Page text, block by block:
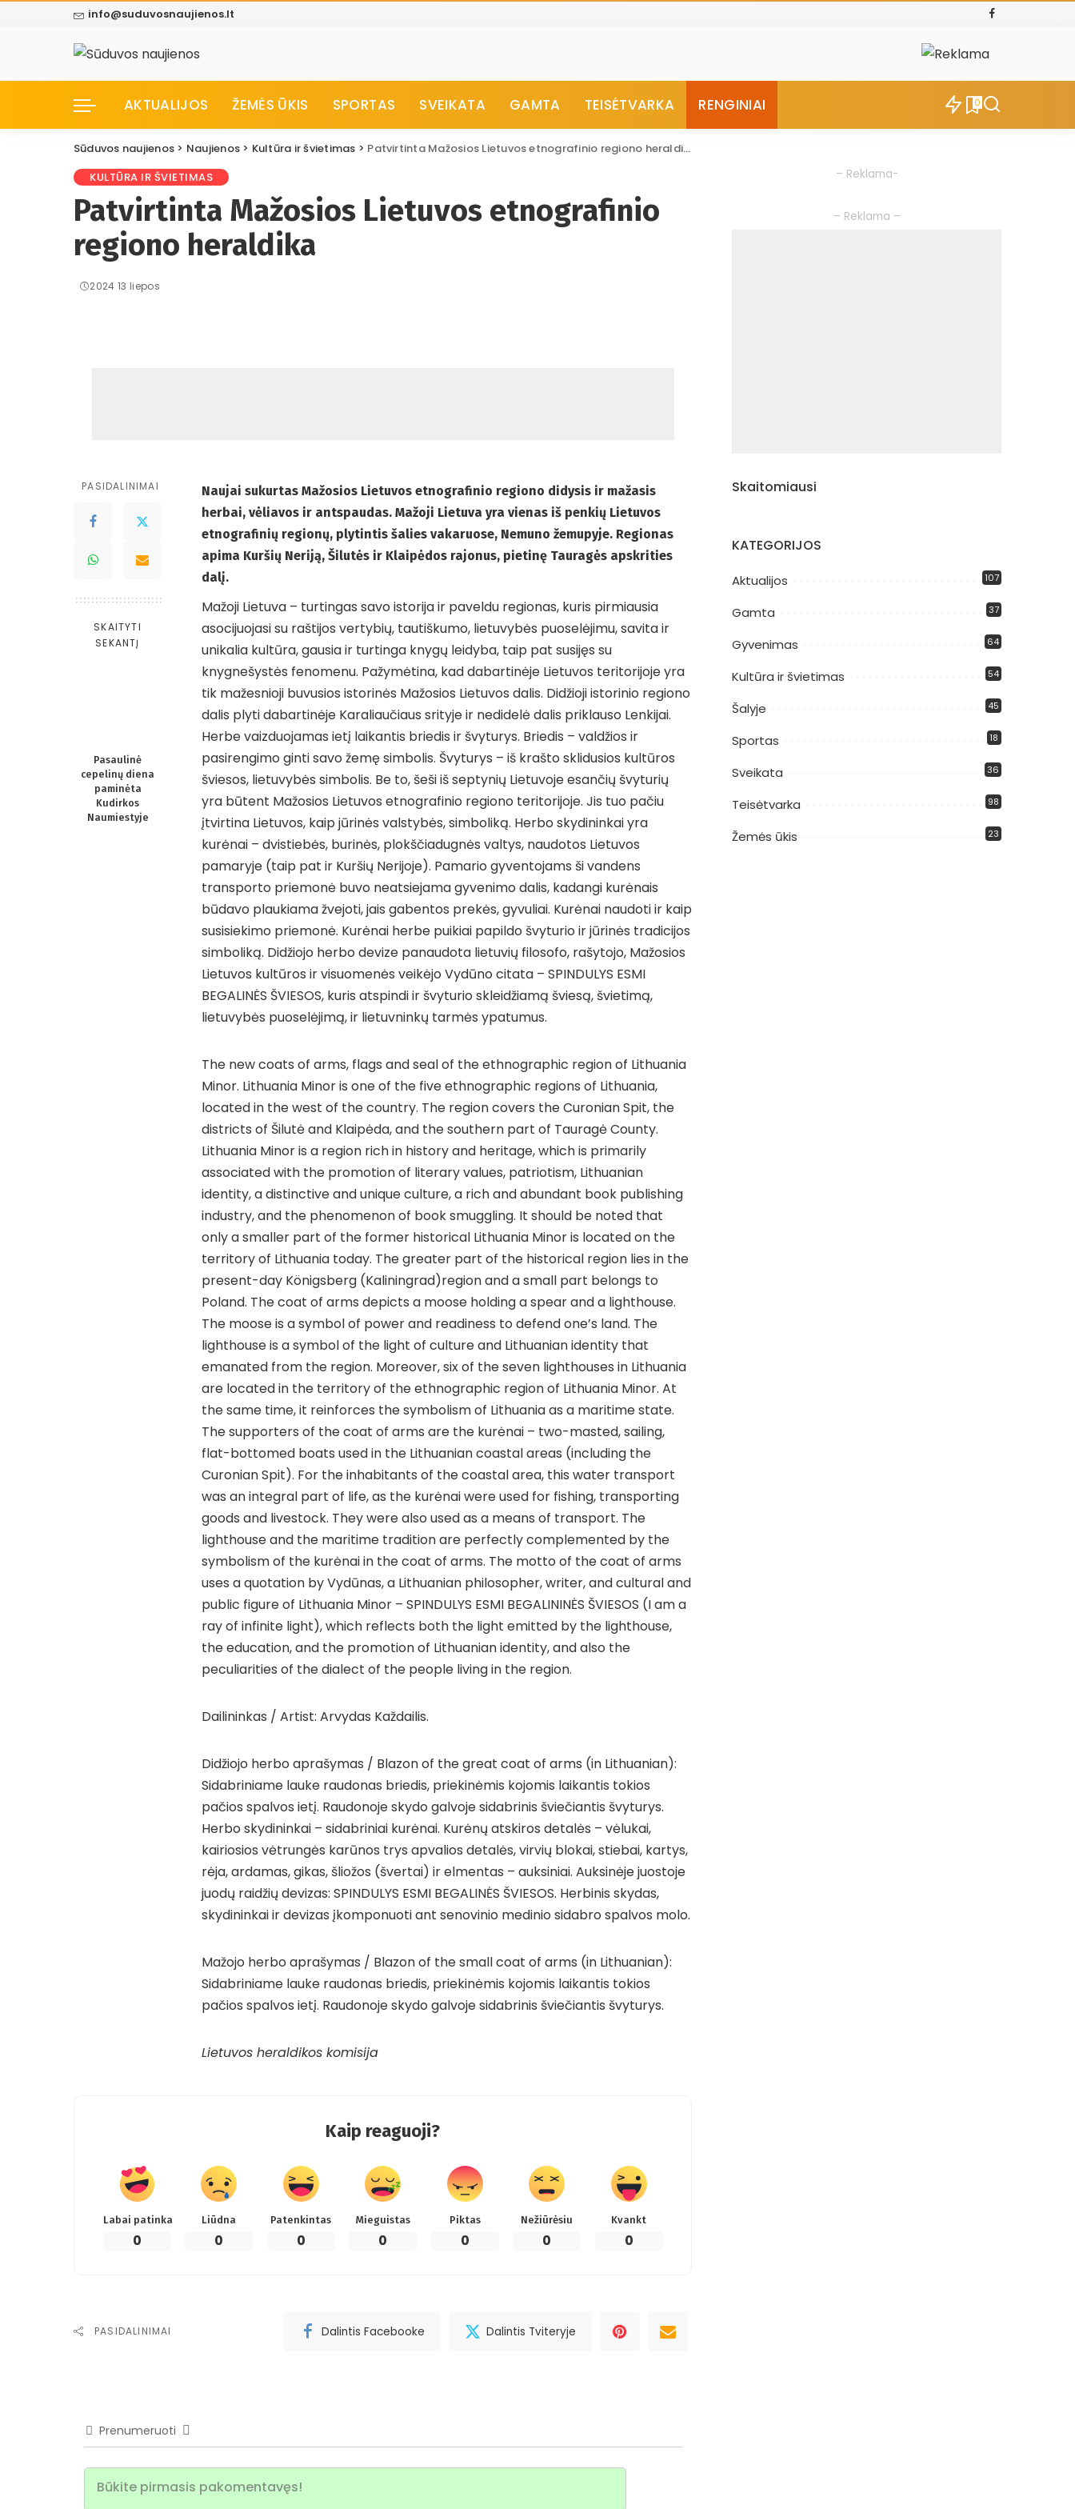
info@suduvosnaujienos.lt
AKTUALIJOS ŽEMĖS ŪKIS SPORTAS SVEIKATA GAMTA TEISĖTVARKA RENGINIAI 0
Sūduvos naujienos > Naujienos > Kultūra ir švietimas > Patvirtinta Mažosios Lietuvos etnografinio regiono heraldika
KULTŪRA IR ŠVIETIMAS
Patvirtinta Mažosios Lietuvos etnografinio
regiono heraldika
2024 13 liepos
PASIDALINIMAI
SKAITYTI
SEKANTĮ
Pasaulinė
cepelinų diena
paminėta
Kudirkos
Naumiestyje
Naujai sukurtas Mažosios Lietuvos etnografinio regiono didysis ir mažasis
herbai, vėliavos ir antspaudas. Mažoji Lietuva yra vienas iš penkių Lietuvos
etnografinių regionų, plytintis šalies vakaruose, Nemuno žemupyje. Regionas
apima Kuršių Neriją, Šilutės ir Klaipėdos rajonus, pietinę Tauragės apskrities
dalį.
Mažoji Lietuva – turtingas savo istorija ir paveldu regionas, kuris pirmiausia
asocijuojasi su raštijos vertybių, tautiškumo, lietuvybės puoselėjimu, savita ir
unikalia kultūra, gausia ir turtinga knygų leidyba, taip pat susijęs su
knygnešystės fenomenu. Pažymėtina, kad dabartinėje Lietuvos teritorijoje yra
tik mažesnioji buvusios istorinės Mažosios Lietuvos dalis. Didžioji istorinio regiono
dalis plyti dabartinėje Karaliaučiaus srityje ir nedidelė dalis priklauso Lenkijai.
Herbe vaizduojamas ietį laikantis briedis ir švyturys. Briedis – valdžios ir
pasirengimo ginti savo žemę simbolis. Švyturys – iš krašto sklidusios kultūros
šviesos, lietuvybės simbolis. Be to, šeši iš septynių Lietuvoje esančių švyturių
yra būtent Mažosios Lietuvos etnografinio regiono teritorijoje. Jis tuo pačiu
įtvirtina Lietuvos, kaip jūrinės valstybės, simboliką. Herbo skydininkai yra
kurėnai – dvistiebės, burinės, plokščiadugnės valtys, naudotos Lietuvos
pamaryje (taip pat ir Kuršių Nerijoje). Pamario gyventojams ši vandens
transporto priemonė buvo neatsiejama gyvenimo dalis, kadangi kurėnais
būdavo plaukiama žvejoti, jais gabentos prekės, gyvuliai. Kurėnai naudoti ir kaip
susisiekimo priemonė. Kurėnai herbe puikiai papildo švyturio ir jūrinės tradicijos
simboliką. Didžiojo herbo devize panaudota lietuvių filosofo, rašytojo, Mažosios
Lietuvos kultūros ir visuomenės veikėjo Vydūno citata – SPINDULYS ESMI
BEGALINĖS ŠVIESOS, kuris atspindi ir švyturio skleidžiamą šviesą, švietimą,
lietuvybės puoselėjimą, ir lietuvninkų tarmės ypatumus.
The new coats of arms, flags and seal of the ethnographic region of Lithuania
Minor. Lithuania Minor is one of the five ethnographic regions of Lithuania,
located in the west of the country. The region covers the Curonian Spit, the
districts of Šilutė and Klaipėda, and the southern part of Tauragė County.
Lithuania Minor is a region rich in history and heritage, which is primarily
associated with the promotion of literary values, patriotism, Lithuanian
identity, a distinctive and unique culture, a rich and abundant book publishing
industry, and the phenomenon of book smuggling. It should be noted that
only a smaller part of the former historical Lithuania Minor is located on the
territory of Lithuania today. The greater part of the historical region lies in the
present-day Königsberg (Kaliningrad)region and a small part belongs to
Poland. The coat of arms depicts a moose holding a spear and a lighthouse.
The moose is a symbol of power and readiness to defend one’s land. The
lighthouse is a symbol of the light of culture and Lithuanian identity that
emanated from the region. Moreover, six of the seven lighthouses in Lithuania
are located in the territory of the ethnographic region of Lithuania Minor. At
the same time, it reinforces the symbolism of Lithuania as a maritime state.
The supporters of the coat of arms are the kurėnai – two-masted, sailing,
flat-bottomed boats used in the Lithuanian coastal areas (including the
Curonian Spit). For the inhabitants of the coastal area, this water transport
was an integral part of life, as the kurėnai were used for fishing, transporting
goods and livestock. They were also used as a means of transport. The
lighthouse and the maritime tradition are perfectly complemented by the
symbolism of the kurėnai in the coat of arms. The motto of the coat of arms
uses a quotation by Vydūnas, a Lithuanian philosopher, writer, and cultural and
public figure of Lithuania Minor – SPINDULYS ESMI BEGALININĖS ŠVIESOS (I am a
ray of infinite light), which reflects both the light emitted by the lighthouse,
the education, and the promotion of Lithuanian identity, and also the
peculiarities of the dialect of the people living in the region.
Dailininkas / Artist: Arvydas Každailis.
Didžiojo herbo aprašymas / Blazon of the great coat of arms (in Lithuanian):
Sidabriniame lauke raudonas briedis, priekinėmis kojomis laikantis tokios
pačios spalvos ietį. Raudonoje skydo galvoje sidabrinis šviečiantis švyturys.
Herbo skydininkai – sidabriniai kurėnai. Kurėnų atskiros detalės – vėlukai,
kairiosios vėtrungės karūnos trys apvalios detalės, virvių blokai, stiebai, kartys,
rėja, ardamas, gikas, šliožos (švertai) ir elmentas – auksiniai. Auksinėje juostoje
juodų raidžių devizas: SPINDULYS ESMI BEGALINĖS ŠVIESOS. Herbinis skydas,
skydininkai ir devizas įkomponuoti ant senovinio medinio sidabro spalvos molo.
Mažojo herbo aprašymas / Blazon of the small coat of arms (in Lithuanian):
Sidabriniame lauke raudonas briedis, priekinėmis kojomis laikantis tokios
pačios spalvos ietį. Raudonoje skydo galvoje sidabrinis šviečiantis švyturys.
Lietuvos heraldikos komisija
Kaip reaguoji?
Labai patinka
0
Liūdna
0
Patenkintas
0
Mieguistas
0
Piktas
0
Nežiūrėsiu
0
Kvankt
0
PASIDALINIMAI Dalintis Facebooke Dalintis Tviteryje
Prenumeruoti
– Reklama-
– Reklama –
Skaitomiausi
KATEGORIJOS
Aktualijos 107
Gamta 37
Gyvenimas 64
Kultūra ir švietimas 54
Šalyje 45
Sportas 18
Sveikata 36
Teisėtvarka 98
Žemės ūkis 23